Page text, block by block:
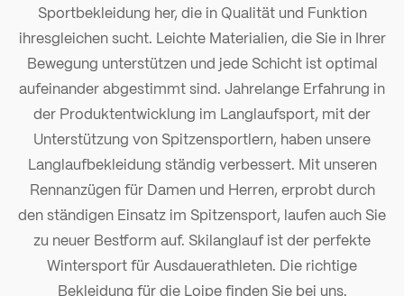
Sportbekleidung her, die in Qualität und Funktion
ihresgleichen sucht. Leichte Materialien, die Sie in Ihrer
Bewegung unterstützen und jede Schicht ist optimal
aufeinander abgestimmt sind. Jahrelange Erfahrung in
der Produktentwicklung im Langlaufsport, mit der
Unterstützung von Spitzensportlern, haben unsere
Langlaufbekleidung ständig verbessert. Mit unseren
Rennanzügen für Damen und Herren, erprobt durch
den ständigen Einsatz im Spitzensport, laufen auch Sie
zu neuer Bestform auf. Skilanglauf ist der perfekte
Wintersport für Ausdauerathleten. Die richtige
Bekleidung für die Loipe finden Sie bei uns.